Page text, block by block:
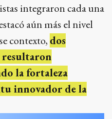
integraron cada una
aún más el nivel
contexto, dos
resultaron
la fortaleza
innovador de la